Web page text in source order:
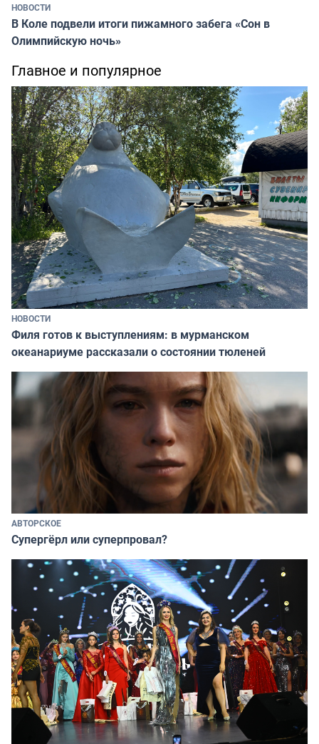
НОВОСТИ
В Коле подвели итоги пижамного забега «Сон в
Олимпийскую ночь»
Главное и популярное
НОВОСТИ
Филя готов к выступлениям: в мурманском
океанариуме рассказали о состоянии тюленей
АВТОРСКОЕ
Супергёрл или суперпровал?